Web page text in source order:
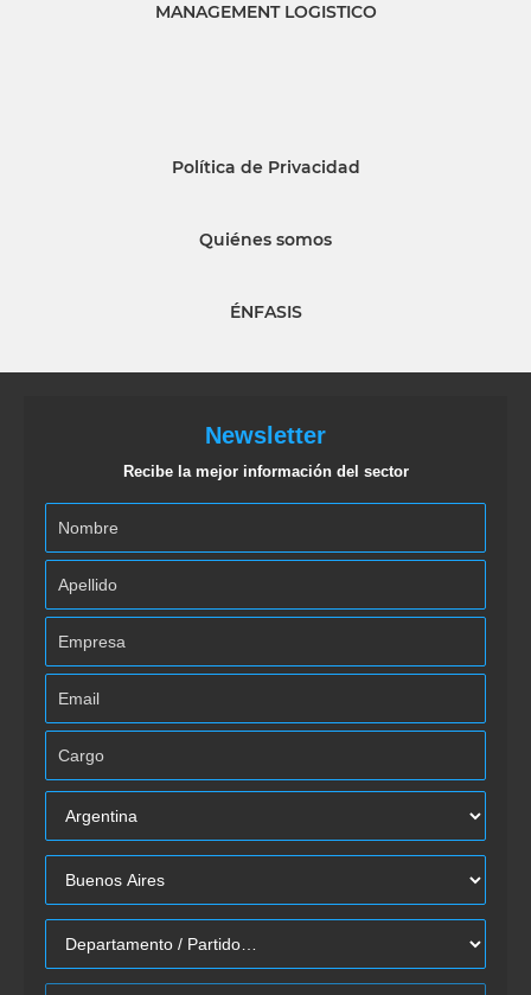
MANAGEMENT LOGISTICO
Política de Privacidad
Quiénes somos
ÉNFASIS
Newsletter
Recibe la mejor información del sector